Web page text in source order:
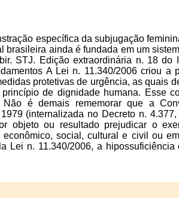
específica da subjugação
brasileira ainda é fundada em um
STJ. Edição extraordinária n. 18 do
A Lei n. 11.340/2006 criou
protetivas de urgência, as quais
de dignidade humana. Esse
Não é demais rememorar que a
(internalizada no Decreto n.
objeto ou resultado prejudicar o
social, cultural e civil ou
Lei n. 11.340/2006, a